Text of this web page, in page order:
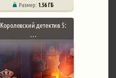
Размер: 1.56 ГБ
Королевский детектив 5:
…